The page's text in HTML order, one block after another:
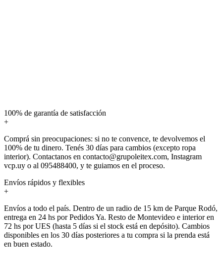
100% de garantía de satisfacción
+
Comprá sin preocupaciones: si no te convence, te devolvemos el
100% de tu dinero. Tenés 30 días para cambios (excepto ropa
interior). Contactanos en contacto@grupoleitex.com, Instagram
vcp.uy o al 095488400, y te guiamos en el proceso.
Envíos rápidos y flexibles
+
Envíos a todo el país. Dentro de un radio de 15 km de Parque Rodó,
entrega en 24 hs por Pedidos Ya. Resto de Montevideo e interior en
72 hs por UES (hasta 5 días si el stock está en depósito). Cambios
disponibles en los 30 días posteriores a tu compra si la prenda está
en buen estado.